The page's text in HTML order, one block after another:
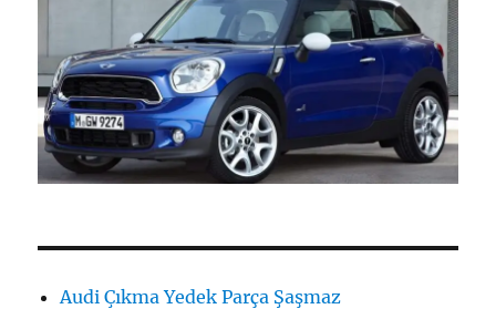
Audi Çıkma Yedek Parça Şaşmaz